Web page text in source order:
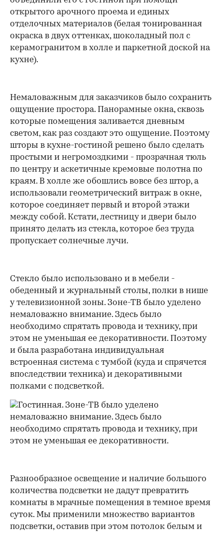
открытого арочного проема и единых
отделочных материалов (белая тонированная
окраска в двух оттенках, шоколадный пол с
керамогранитом в холле и паркетной доской на
кухне).
Немаловажным для заказчиков было сохранить
ощущение простора. Панорамные окна, сквозь
которые помещения заливается дневным
светом, как раз создают это ощущение. Поэтому
шторы в кухне-гостиной решено было сделать
простыми и негромоздкими - прозрачная тюль
по центру и аскетичные кремовые полотна по
краям. В холле же обошлись вовсе без штор, а
использовали геометрический витраж в окне,
которое соединяет первый и второй этажи
между собой. Кстати, лестницу и двери было
принято делать из стекла, которое без труда
пропускает солнечные лучи.
Стекло было использовано и в мебели -
обеденный и журнальный столы, полки в нише
у телевизионной зоны. Зоне-ТВ было уделено
немаловажно внимание. Здесь было
необходимо спрятать провода и технику, при
этом не уменьшая ее декоративности. Поэтому
и была разработана индивидуальная
встроенная система с тумбой (куда и спрячется
впоследствии техника) и декоративными
полками с подсветкой.
Разнообразное освещение и наличие большого
количества подсветки не дадут превратить
комнаты в мрачные помещения в темное время
суток. Мы применили множество вариантов
подсветки, оставив при этом потолок белым и